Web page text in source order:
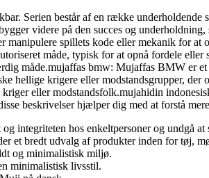
Serien består af en række underholdende
videre på den succes og
spillets kode eller mekanik for at
måde, typisk for at opnå fordele
måde.mujaffas bmw: Mujaffas BMW er
krigere eller modstandsgrupper,
eller modstandsfolk.mujahidin
beskrivelser hjælper dig med at forstå
integriteten hos enkeltpersoner og undgå
bredt udvalg af produkter inden for tøj,
og minimalistisk miljø.
minimalistisk livsstil.